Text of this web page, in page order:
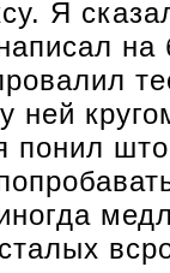
Я
ней
понил